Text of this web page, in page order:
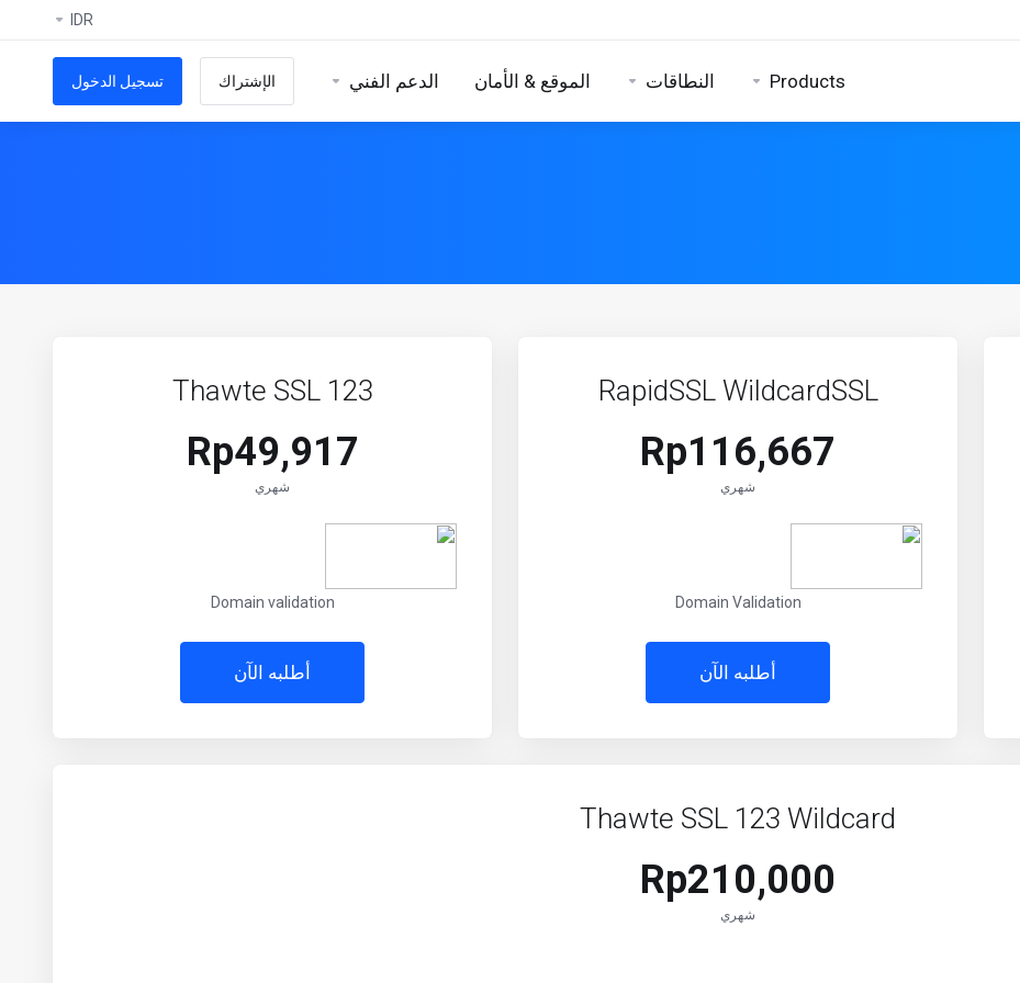
IDR
Products النطاقات الموقع & الأمان الدعم الفني الإشتراك تسجيل الدخول
RapidSSL WildcardSSL
Rp116,667
شهري
Domain Validation
أطلبه الآن
Thawte SSL 123
Rp49,917
شهري
Domain validation
أطلبه الآن
Thawte SSL 123 Wildcard
Rp210,000
شهري